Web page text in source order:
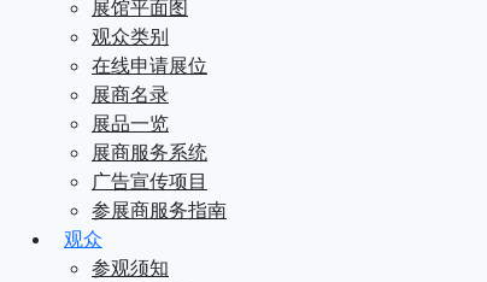
展馆平面图
观众类别
在线申请展位
展商名录
展品一览
展商服务系统
广告宣传项目
参展商服务指南
观众
参观须知